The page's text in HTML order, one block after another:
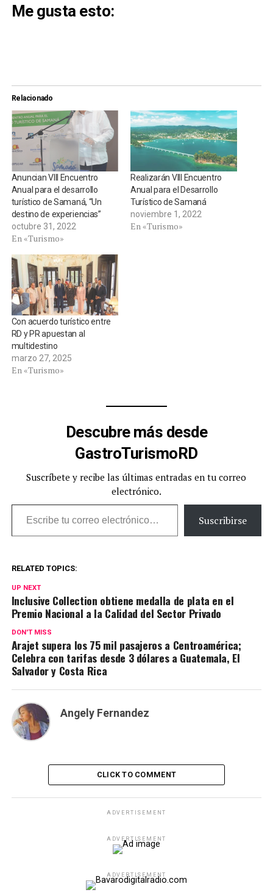
Me gusta esto:
Relacionado
Anuncian VIII Encuentro
Anual para el desarrollo
turístico de Samaná, “Un
destino de experiencias”
octubre 31, 2022
En «Turismo»
Realizarán VIII Encuentro
Anual para el Desarrollo
Turístico de Samaná
noviembre 1, 2022
En «Turismo»
Con acuerdo turístico ​entre
RD y PR apuestan al
multidestino
marzo 27, 2025
En «Turismo»
Descubre más desde
GastroTurismoRD
Suscríbete y recibe las últimas entradas en tu correo
electrónico.
Escribe tu correo electrónico…
Suscribirse
RELATED TOPICS:
UP NEXT
Inclusive Collection obtiene medalla de plata en el
Premio Nacional a la Calidad del Sector Privado
DON'T MISS
Arajet supera los 75 mil pasajeros a Centroamérica;
Celebra con tarifas desde 3 dólares a Guatemala, El
Salvador y Costa Rica
Angely Fernandez
CLICK TO COMMENT
ADVERTISEMENT
ADVERTISEMENT
ADVERTISEMENT